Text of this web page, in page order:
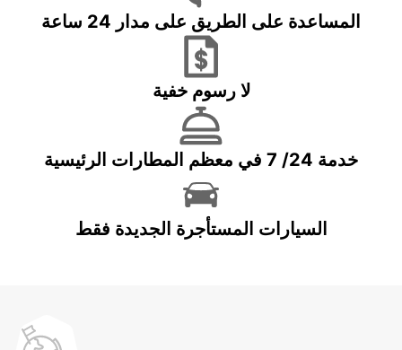
المساعدة على الطريق على مدار 24 ساعة
لا رسوم خفية
خدمة 24/ 7 في معظم المطارات الرئيسية
السيارات المستأجرة الجديدة فقط